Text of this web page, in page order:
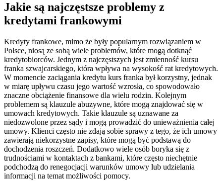
Jakie są najczęstsze problemy z
kredytami frankowymi
Kredyty frankowe, mimo że były popularnym rozwiązaniem w
Polsce, niosą ze sobą wiele problemów, które mogą dotknąć
kredytobiorców. Jednym z najczęstszych jest zmienność kursu
franka szwajcarskiego, która wpływa na wysokość rat kredytowych.
W momencie zaciągania kredytu kurs franka był korzystny, jednak
w miarę upływu czasu jego wartość wzrosła, co spowodowało
znaczne obciążenie finansowe dla wielu rodzin. Kolejnym
problemem są klauzule abuzywne, które mogą znajdować się w
umowach kredytowych. Takie klauzule są uznawane za
niedozwolone przez sądy i mogą prowadzić do unieważnienia całej
umowy. Klienci często nie zdają sobie sprawy z tego, że ich umowy
zawierają niekorzystne zapisy, które mogą być podstawą do
dochodzenia roszczeń. Dodatkowo wiele osób boryka się z
trudnościami w kontaktach z bankami, które często niechętnie
podchodzą do renegocjacji warunków umowy lub udzielania
informacji na temat możliwości pomocy.